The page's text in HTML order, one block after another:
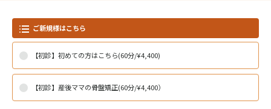
ご新規様はこちら
【初診】初めての方はこちら(60分/¥4,400)
【初診】産後ママの骨盤矯正(60分/¥4,400）